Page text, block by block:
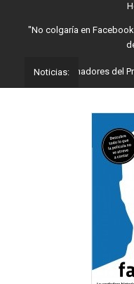
"No colgaría en
Noticias:
son los ganadores del